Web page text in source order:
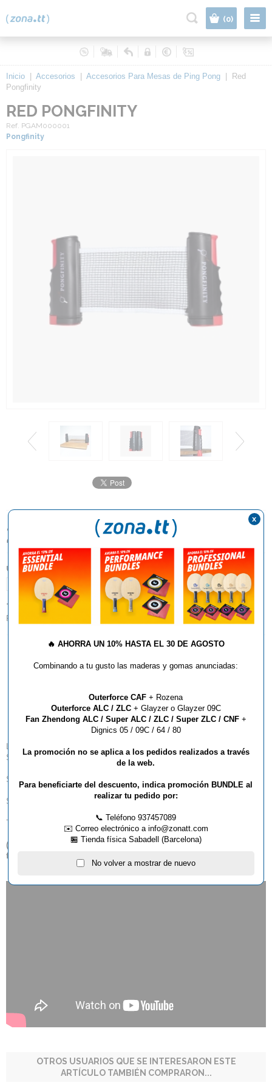
(0)
Inicio Accesorios Accesorios Para Mesas de Ping Pong
Red
Pongfinity
RED PONGFINITY
Ref. PGAM000001
Pongfinity
29,90€
UNIDADES:
TIPO:
Redes, Soportes y Medidores
AÑADIR AL CARRITO
Red Pongfinity
Llévate el ping pong a cualquier parte con esta red portátil Pongfinity.
Sólo tienes que engancharla a una superficie y ¡listo para jugar!
Se engancha a casi cualquier mesa
Superficie Clip de goma con mecanismo antideslizante
Tamaño del clip: 5 cm Ancho de la red: 187 cm / 74 pulgadas
(
) Este artículo no admite descuento lineal por volumen de
facturación.
OTROS USUARIOS QUE SE INTERESARON ESTE
ARTÍCULO TAMBIÉN COMPRARON...
🔥 AHORRA UN 10% HASTA EL 30 DE AGOSTO
Combinando a tu gusto las maderas y gomas anunciadas:
Outerforce CAF + Rozena
Outerforce ALC / ZLC+ Glayzer o Glayzer 09C
Fan Zhendong ALC / Super ALC / ZLC / Super ZLC / CNF+
Dignics 05 / 09C / 64 / 80
La promoción no se aplica a los pedidos realizados a través
de la web.
Para beneficiarte del descuento, indica promoción BUNDLE al
realizar tu pedido por:
📞 Teléfono 937457089
✉️ Correo electrónico a info@zonatt.com
🏪 Tienda física Sabadell (Barcelona)
No volver a mostrar de nuevo
x